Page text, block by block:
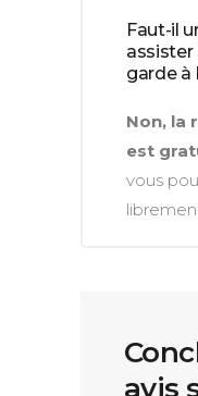
Faut-il
assister
garde à
Non, la
est
vous
avis